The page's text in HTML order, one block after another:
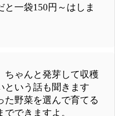
と一袋150円～はしま
ちゃんと発芽して収穫
という話も聞きます
た野菜を選んで育てる
できますよ。